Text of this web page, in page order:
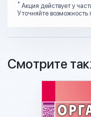
* Акция действует у
Уточняйте возможность
Смотрите